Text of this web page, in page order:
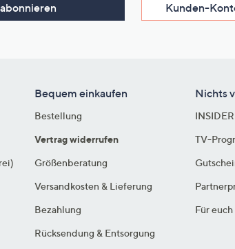
Kunden-
Bequem einkaufen
Bestellung
Vertrag widerrufen
Größenberatung
Versandkosten & Lieferung
Bezahlung
Rücksendung & Entsorgung
Nichts
TV-
Für euch